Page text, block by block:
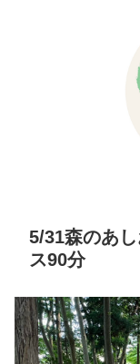
5/31森のあ
ス90分